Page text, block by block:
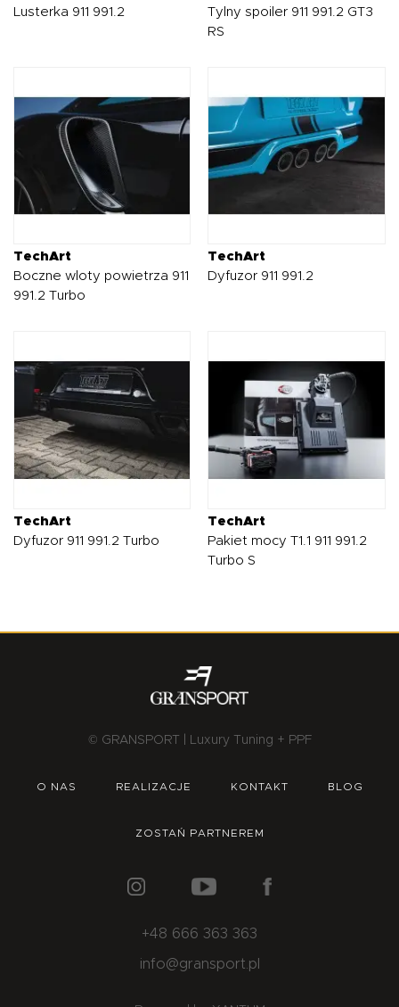
Lusterka 911 991.2
Tylny spoiler 911 991.2 GT3
RS
TechArt
Boczne wloty powietrza 911
991.2 Turbo
TechArt
Dyfuzor 911 991.2
TechArt
Dyfuzor 911 991.2 Turbo
TechArt
Pakiet mocy T1.1 911 991.2
Turbo S
© GRANSPORT | Luxury Tuning + PPF
O NAS REALIZACJE KONTAKT BLOG
ZOSTAŃ PARTNEREM
+48 666 363 363
info@gransport.pl